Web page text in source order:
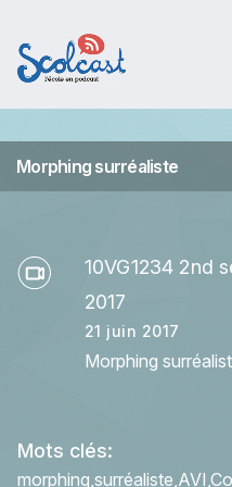
Morphing surréaliste
10VG1234 2nd
2017
21 juin 2017
Morphing
Mots clés:
morphing surréaliste AVI